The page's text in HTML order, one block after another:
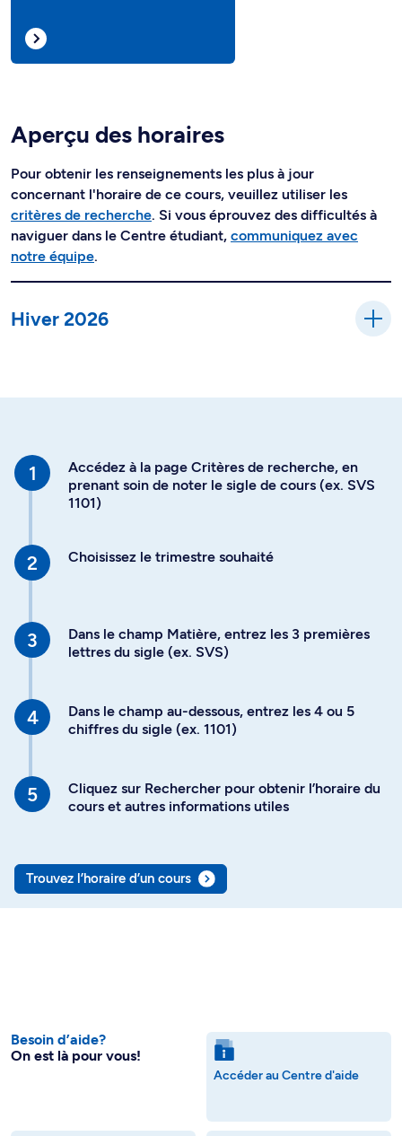
Aperçu des horaires
Pour obtenir les renseignements les plus à jour
concernant l'horaire de ce cours, veuillez utiliser les
critères de recherche. Si vous éprouvez des difficultés à
naviguer dans le Centre étudiant, communiquez avec
notre équipe.
Hiver 2026
Accédez à la page Critères de recherche, en
prenant soin de noter le sigle de cours (ex. SVS
1101)
Choisissez le trimestre souhaité
Dans le champ Matière, entrez les 3 premières
lettres du sigle (ex. SVS)
Dans le champ au-dessous, entrez les 4 ou 5
chiffres du sigle (ex. 1101)
Cliquez sur Rechercher pour obtenir l’horaire du
cours et autres informations utiles
Trouvez l’horaire d’un cours
Besoin d’aide?
On est là pour vous!
Accéder au Centre d'aide